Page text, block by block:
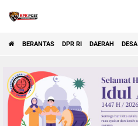
BERANTAS DPR RI DAERAH DESA